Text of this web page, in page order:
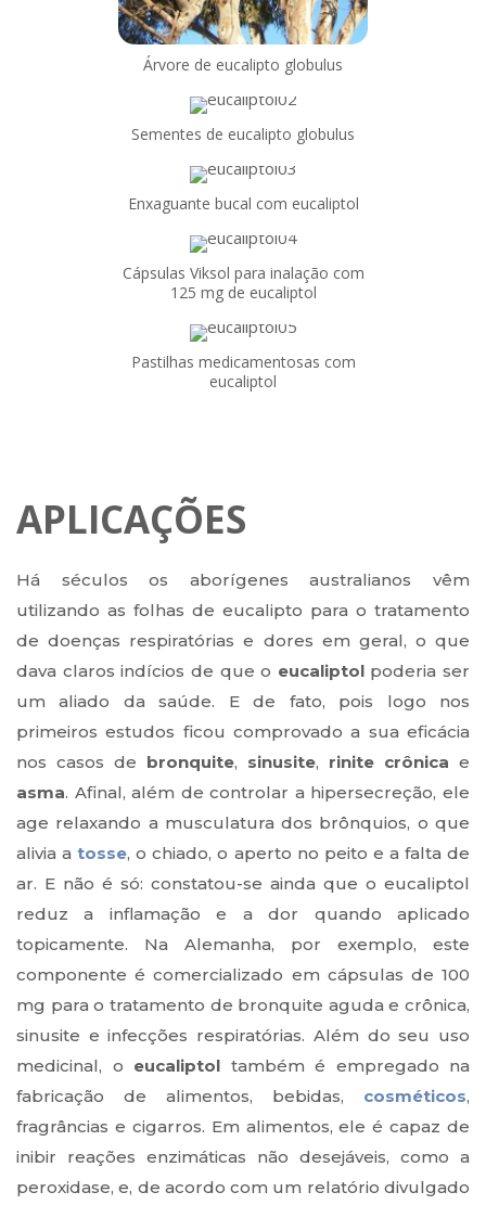
Árvore de eucalipto globulus
Sementes de eucalipto globulus
Enxaguante bucal com eucaliptol
Cápsulas Viksol para inalação com
125 mg de eucaliptol
Pastilhas medicamentosas com
eucaliptol
APLICAÇÕES
Há séculos os aborígenes australianos vêm
utilizando as folhas de eucalipto para o tratamento
de doenças respiratórias e dores em geral, o que
dava claros indícios de que o eucaliptolpoderia ser
um aliado da saúde. E de fato, pois logo nos
primeiros estudos ficou comprovado a sua eficácia
nos casos de bronquite, sinusite, rinite crônica e
asma. Afinal, além de controlar a hipersecreção, ele
age relaxando a musculatura dos brônquios, o que
alivia atosse, o chiado, o aperto no peito e a falta de
ar. E não é só: constatou-se ainda que o eucaliptol
reduz a inflamação e a dor quando aplicado
topicamente. Na Alemanha, por exemplo, este
componente é comercializado em cápsulas de 100
mg para o tratamento de bronquite aguda e crônica,
sinusite e infecções respiratórias. Além do seu uso
medicinal, o eucaliptol também é empregado na
fabricação de alimentos, bebidas, cosméticos,
fragrâncias e cigarros. Em alimentos, ele é capaz de
inibir reações enzimáticas não desejáveis, como a
peroxidase, e, de acordo com um relatório divulgado